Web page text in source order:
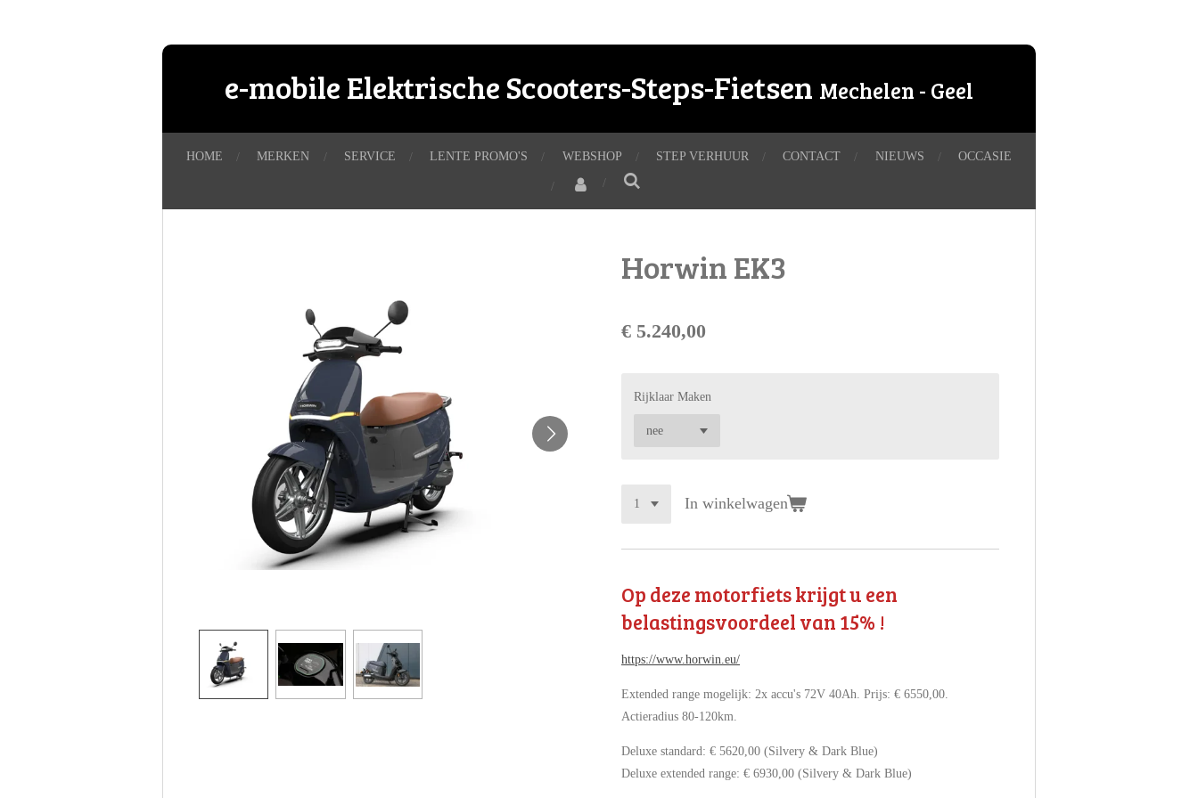
e-mobile Elektrische Scooters-Steps-Fietsen Mechelen - Geel
HOME MERKEN SERVICE LENTE PROMO'S WEBSHOP STEP VERHUUR CONTACT NIEUWS OCCASIE
Horwin EK3
€ 5.240,00
Rijklaar Maken
In winkelwagen
Op deze motorfiets krijgt u een
belastingsvoordeel van 15% !
https://www.horwin.eu/
Extended range mogelijk: 2x accu's 72V 40Ah. Prijs: € 6550,00.
Actieradius 80-120km.
Deluxe standard: € 5620,00 (Silvery & Dark Blue)
Deluxe extended range: € 6930,00 (Silvery & Dark Blue)